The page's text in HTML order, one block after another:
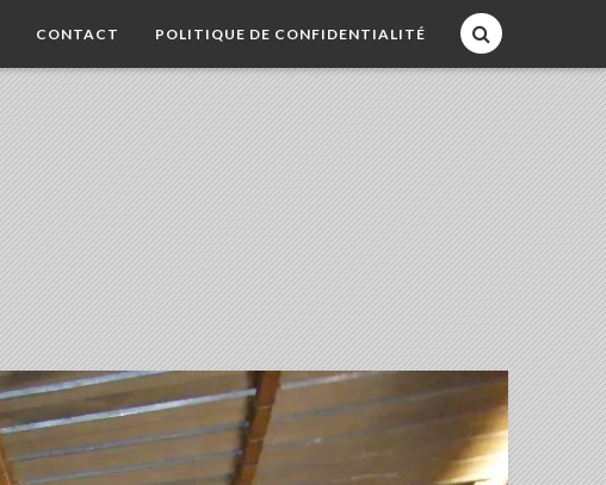
CONTACT POLITIQUE DE CONFIDENTIALITÉ